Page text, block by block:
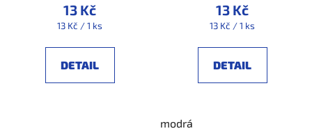
13 Kč
Měrná
13 Kč / 1 ks
DETAIL
13 Kč
Měrná
13 Kč / 1 ks
DETAIL
modrá